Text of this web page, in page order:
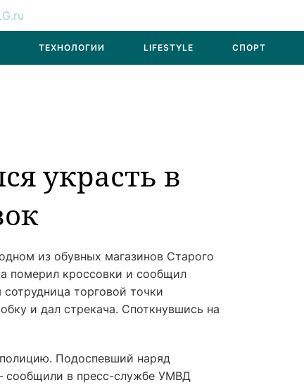
ТЕХНОЛОГИИ LIFESTYLE СПОРТ
украсть в
из обувных магазинов Старого
померил кроссовки и сообщил
сотрудница торговой точки
и дал стрекача. Споткнувшись на
Подоспевший наряд
сообщили в пресс-службе УМВД